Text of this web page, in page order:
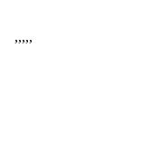
,,,,,